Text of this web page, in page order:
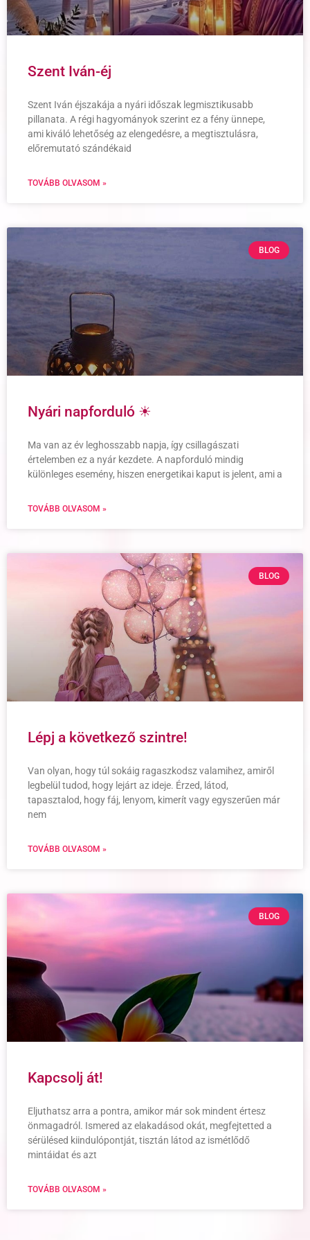
Szent Iván-éj
Szent Iván éjszakája a nyári időszak legmisztikusabb
pillanata. A régi hagyományok szerint ez a fény ünnepe,
ami kiváló lehetőség az elengedésre, a megtisztulásra,
előremutató szándékaid
TOVÁBB OLVASOM »
BLOG
Nyári napforduló ☀
Ma van az év leghosszabb napja, így csillagászati
értelemben ez a nyár kezdete. A napforduló mindig
különleges esemény, hiszen energetikai kaput is jelent, ami a
TOVÁBB OLVASOM »
BLOG
Lépj a következő szintre!
Van olyan, hogy túl sokáig ragaszkodsz valamihez, amiről
legbelül tudod, hogy lejárt az ideje. Érzed, látod,
tapasztalod, hogy fáj, lenyom, kimerít vagy egyszerűen már
nem
TOVÁBB OLVASOM »
BLOG
Kapcsolj át!
Eljuthatsz arra a pontra, amikor már sok mindent értesz
önmagadról. Ismered az elakadásod okát, megfejtetted a
sérülésed kiindulópontját, tisztán látod az ismétlődő
mintáidat és azt
TOVÁBB OLVASOM »